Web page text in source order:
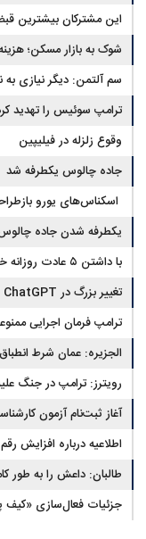
این مشترکان بیشترین
شوک به بازار مسکن؛ هزینه ساخت در ۵ سال بیش
سم آلتمن: دیگر نیازی به
ترامپ سوئیس را تهدید
وقوع زلزله در فیلیپین
جاده چالوس یکطرفه شد
اسکناس‌های یورو
یکطرفه شدن جاده چالوس
با داشتن ۵ عادت روزانه خطر سکته مغزی را از خود دور کنید
تغییر بزرگ در ChatGPT / چت متنی نامحدود و رایگان
ترامپ فرمان اجرایی
الجزیره: عمان شرط
پذیرفت
رویترز: ترامپ در جنگ
آغاز ثبت‌نام‌ آزمون
اطلاعیه درباره افزایش
طالبان: داعش را به طور
جزئیات فعال‌سازی «کیف